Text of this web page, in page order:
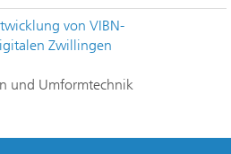
von VIBN-
Zwillingen
und Umformtechnik